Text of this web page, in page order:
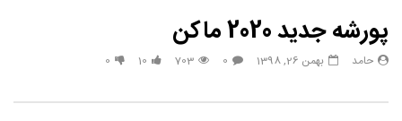
پورشه جدید 2020 ماکن
حامد بهمن 26, 1398 0
703
10
0